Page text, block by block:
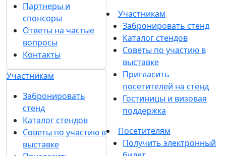
Партнеры и
спонсоры
Ответы на частые
вопросы
Контакты
Участникам
Забронировать
стенд
Каталог стендов
Советы по участию в
выставке
Участникам
Забронировать стенд
Каталог стендов
Советы по участию в
выставке
Пригласить
посетителей на стенд
Гостиницы и визовая
поддержка
Посетителям
Получить электронный